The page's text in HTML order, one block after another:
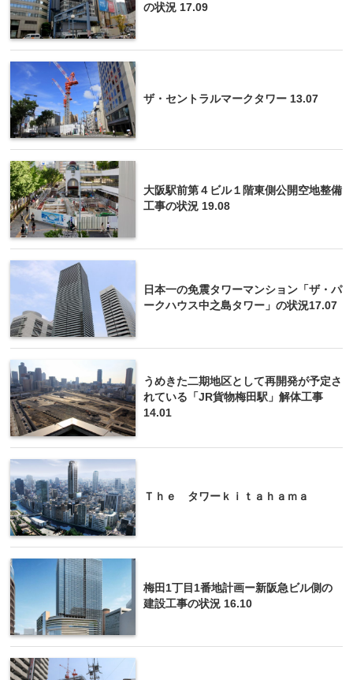
の状況 17.09
ザ・セントラルマークタワー 13.07
大阪駅前第４ビル１階東側公開空地整備
工事の状況 19.08
日本一の免震タワーマンション「ザ・パ
ークハウス中之島タワー」の状況17.07
うめきた二期地区として再開発が予定さ
れている「JR貨物梅田駅」解体工事
14.01
Ｔｈｅ タワーｋｉｔａｈａｍａ
梅田1丁目1番地計画ー新阪急ビル側の
建設工事の状況 16.10